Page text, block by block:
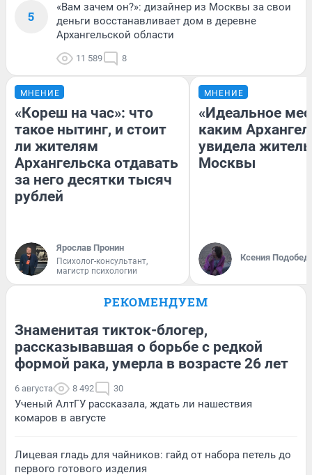
5
«Вам зачем он?»: дизайнер из Москвы за свои
деньги восстанавливает дом в деревне
Архангельской области
11 589 8
МНЕНИЕ
«Кореш на час»: что
такое нытинг, и стоит
ли жителям
Архангельска отдавать
за него десятки тысяч
рублей
Ярослав Пронин
Психолог-консультант,
магистр психологии
МНЕНИЕ
«Идеальное
каким
увидела
Москвы
Ксения
РЕКОМЕНДУЕМ
Знаменитая тикток-блогер,
рассказывавшая о борьбе с редкой
формой рака, умерла в возрасте 26 лет
6 августа 8 492 30
Ученый АлтГУ рассказала, ждать ли нашествия
комаров в августе
Лицевая гладь для чайников: гайд от набора петель до
первого готового изделия